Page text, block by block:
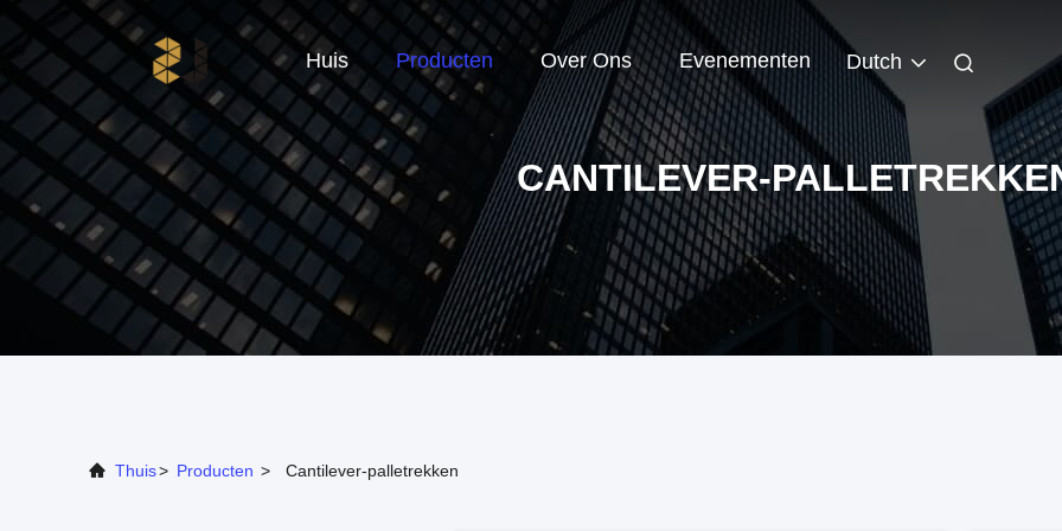
Huis Producten Over Ons Evenementen Dutch
CANTILEVER-
Thuis> Producten > Cantilever-palletrekken